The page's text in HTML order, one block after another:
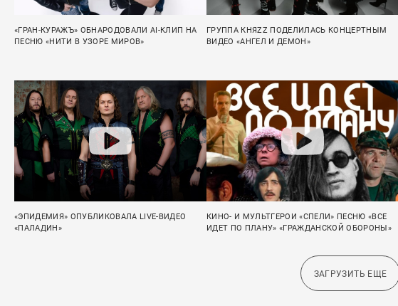
«ГРАН-КУРАЖЪ» ОБНАРОДОВАЛИ AI-КЛИП НА
ПЕСНЮ «НИТИ В УЗОРЕ МИРОВ»
ГРУППА КНЯZZ ПОДЕЛИЛАСЬ КОНЦЕРТНЫМ
ВИДЕО «АНГЕЛ И ДЕМОН»
«ЭПИДЕМИЯ» ОПУБЛИКОВАЛА LIVE-ВИДЕО
«ПАЛАДИН»
КИНО- И МУЛЬТГЕРОИ «СПЕЛИ» ПЕСНЮ «ВСЕ
ИДЕТ ПО ПЛАНУ» «ГРАЖДАНСКОЙ ОБОРОНЫ»
ЗАГРУЗИТЬ ЕЩЕ